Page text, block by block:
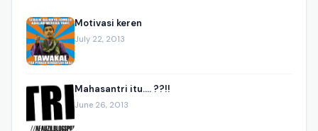
Motivasi keren
July 22, 2013
Mahasantri itu.... ??!!
June 26, 2013